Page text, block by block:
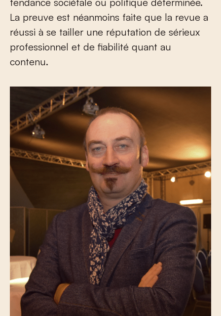
La preuve est néanmoins faite que la revue a
réussi à se tailler une réputation de sérieux
professionnel et de fiabilité quant au
contenu.